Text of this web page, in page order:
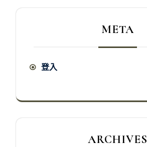
META
登入
ARCHIVES